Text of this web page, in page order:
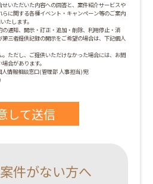
いただいた内容への回答と、案件紹介サービスや
に関する各種イベント・キャンペーン等のご案内
たします。
通知、開示・訂正・追加・削除、利用停止・消
三者提供記録の開示をご希望の場合は、下記個人
ただし、ご提供いただけなかった場合には、お問
合があります。
情報相談窓口(管理部 人事担当)宛
件がない方へ